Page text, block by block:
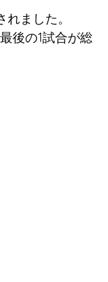
ました。
後の1試合が総